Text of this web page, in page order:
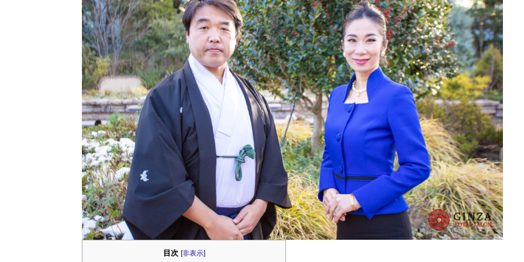
目次 [非表示]